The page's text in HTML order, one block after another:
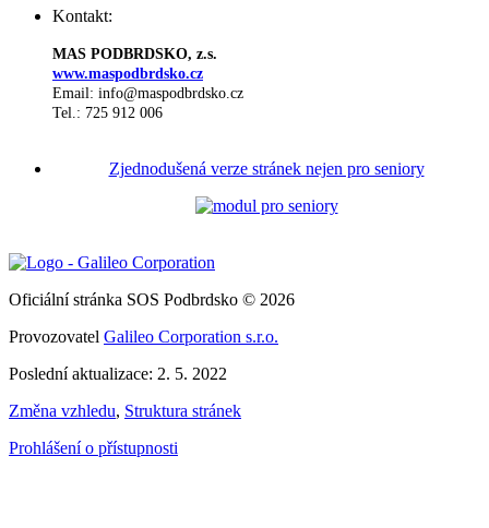
Kontakt:
MAS PODBRDSKO, z.s.
www.maspodbrdsko.cz
Email: info@maspodbrdsko.cz
Tel.: 725 912 006
Zjednodušená verze stránek nejen pro seniory
Oficiální stránka SOS Podbrdsko © 2026
Provozovatel Galileo Corporation s.r.o.
Poslední aktualizace: 2. 5. 2022
Změna vzhledu, Struktura stránek
Prohlášení o přístupnosti